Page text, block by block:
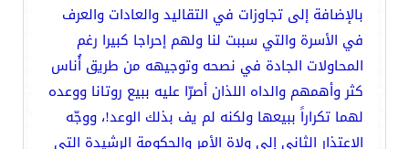
بالإضافة إلى تجاوزات في التقاليد والعادات والعرف
في الأسرة والتي سببت لنا ولهم إحراجا كبيرا رغم
المحاولات الجادة في نصحه وتوجيهه من طريق أُناس
كثر وأهمهم والداه اللذان أصرّا عليه ببيع روتانا ووعده
لهما تكراراً ببيعها ولكنه لم يف بذلك الوعد!، ووجّه
الاعتذار الثاني إلى ولاة الأمر والحكومة الرشيدة التي